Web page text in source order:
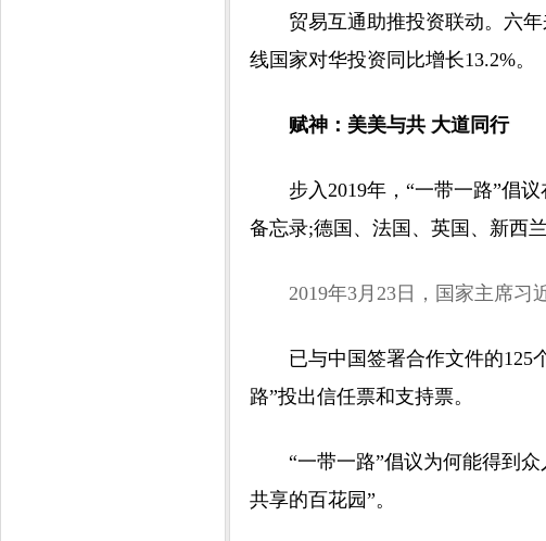
贸易互通助推投资联动。六年
线国家对华投资同比增长13.2%。
赋神：美美与共 大道同行
步入2019年，“一带一路”倡议
备忘录;德国、法国、英国、新西
2019年3月23日，国家主席习
已与中国签署合作文件的125个
路”投出信任票和支持票。
“一带一路”倡议为何能得到众
共享的百花园”。